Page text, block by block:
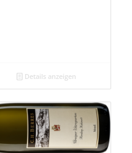
Details anzeigen